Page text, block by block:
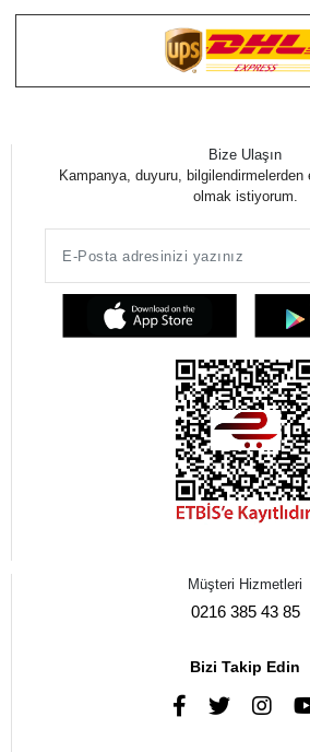
Bize Ulaşın
Kampanya, duyuru, bilgilendirmelerden
olmak istiyorum.
Müşteri Hizmetleri
0216 385 43 85
Bizi Takip Edin